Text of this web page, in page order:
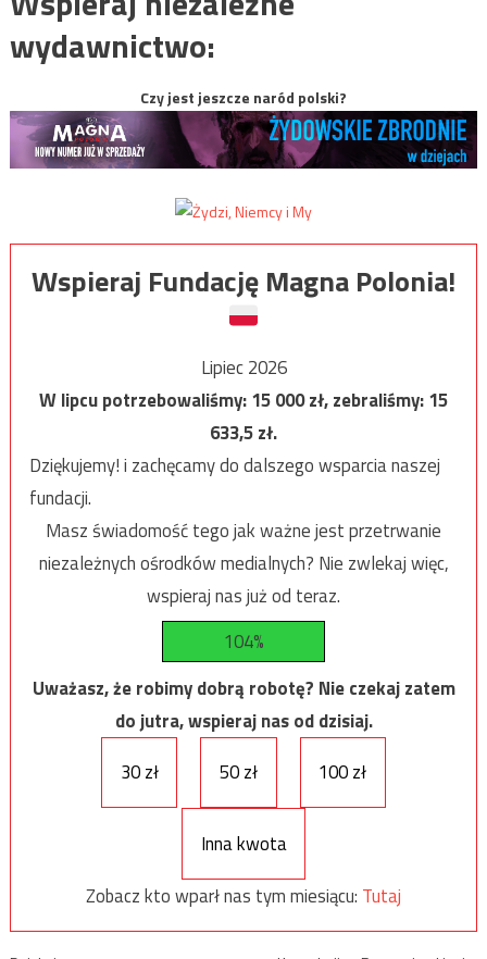
wydawnictwo:
Czy jest jeszcze naród polski?
Wspieraj Fundację Magna Polonia!
Lipiec 2026
W lipcu potrzebowaliśmy:15 000zł, zebraliśmy:15
633,5zł.
Dziękujemy! i zachęcamy do dalszego wsparcia naszej
fundacji.
Masz świadomość tego jak ważne jest przetrwanie
niezależnych ośrodków medialnych? Nie zwlekaj więc,
wspieraj nas już od teraz.
104%
Uważasz, że robimy dobrą robotę? Nie czekaj zatem
do jutra, wspieraj nas od dzisiaj.
30 zł
50 zł 100 zł
Inna kwota
Zobacz kto wparł nas tym miesiącu: Tutaj